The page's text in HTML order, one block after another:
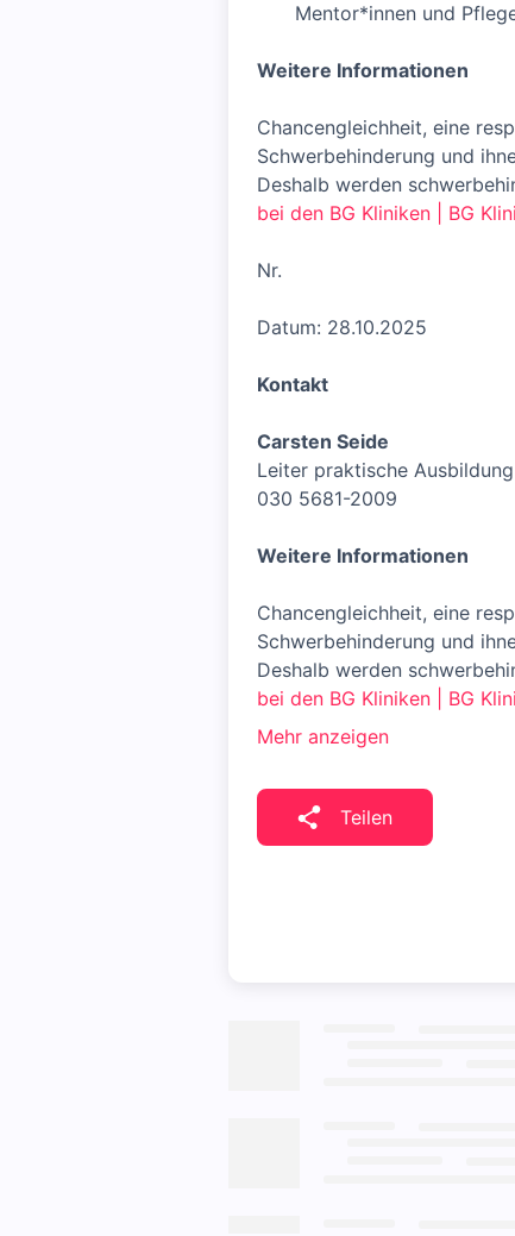
Mentor*innen und
Weitere Informationen
Chancengleichheit, eine
Schwerbehinderung und
Deshalb werden
bei den BG Kliniken | BG
Nr.
Datum: 28.10.2025
Kontakt
Carsten Seide
Leiter praktische
030 5681-2009
Weitere Informationen
Chancengleichheit, eine
Schwerbehinderung und
Deshalb werden
bei den BG Kliniken | BG
Mehr anzeigen
Teilen